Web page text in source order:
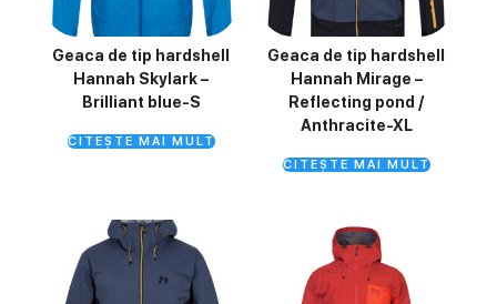
Geaca de tip hardshell
Hannah Skylark –
Brilliant blue-S
CITEȘTE MAI MULT
Geaca de tip hardshell
Hannah Mirage –
Reflecting pond /
Anthracite-XL
CITEȘTE MAI MULT